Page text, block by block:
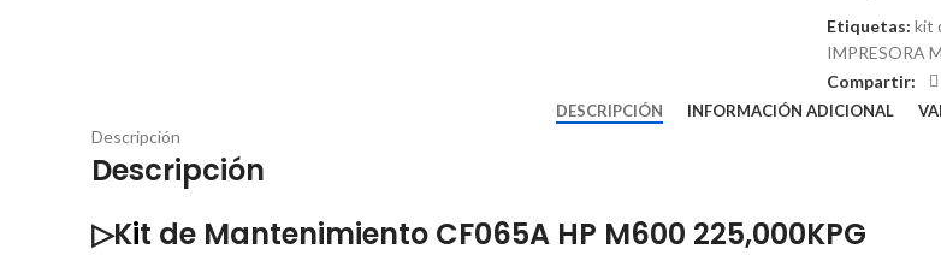
Etiquetas: kit
IMPRESORA
Compartir:
DESCRIPCIÓN INFORMACIÓN ADICIONAL
Descripción
Descripción
▷Kit de Mantenimiento CF065A HP M600 225,000KPG